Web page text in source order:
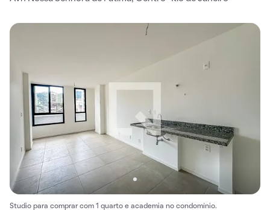
Studio para comprar com 1 quarto e academia no condomínio.